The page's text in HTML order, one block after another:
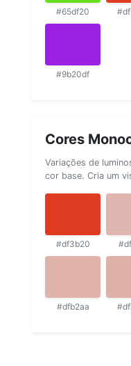
#65df20
#9b20df
Cores
Variações de
cor base. Cria um
#df3b20
#dfb2aa